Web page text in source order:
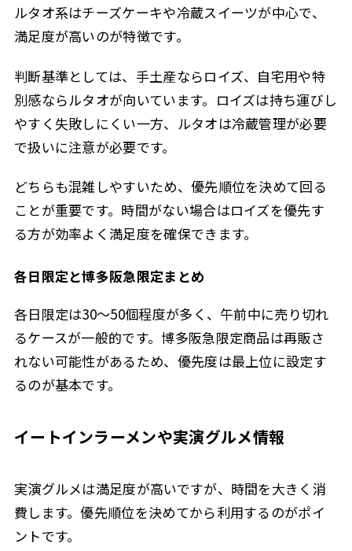
ルタオ系はチーズケーキや冷蔵スイーツが中心で、
満足度が高いのが特徴です。
判断基準としては、手土産ならロイズ、自宅用や特
別感ならルタオが向いています。ロイズは持ち運びし
やすく失敗しにくい一方、ルタオは冷蔵管理が必要
で扱いに注意が必要です。
どちらも混雑しやすいため、優先順位を決めて回る
ことが重要です。時間がない場合はロイズを優先す
る方が効率よく満足度を確保できます。
各日限定と博多阪急限定まとめ
各日限定は30〜50個程度が多く、午前中に売り切れ
るケースが一般的です。博多阪急限定商品は再販さ
れない可能性があるため、優先度は最上位に設定す
るのが基本です。
イートインラーメンや実演グルメ情報
実演グルメは満足度が高いですが、時間を大きく消
費します。優先順位を決めてから利用するのがポイ
ントです。